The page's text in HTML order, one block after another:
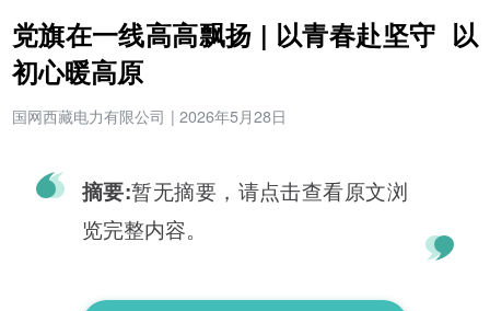
党旗在一线高高飘扬 | 以青春赴坚守 以
初心暖高原
国网西藏电力有限公司 | 2026年5月28日
摘要:暂无摘要，请点击查看原文浏
览完整内容。